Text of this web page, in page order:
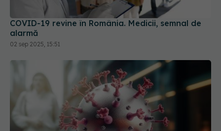
COVID-19 revine în România. Medicii, semnal de
alarmă
02 sep 2025, 15:51